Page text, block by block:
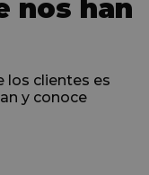
nos han
los clientes es
y conoce